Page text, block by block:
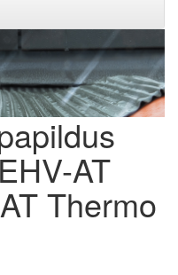
AT
Thermo